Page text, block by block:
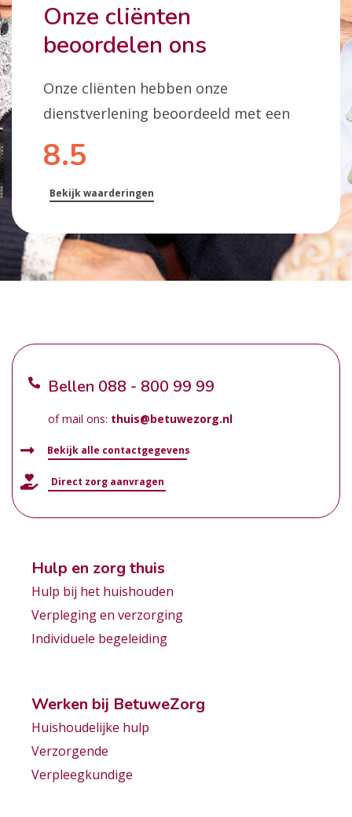
Onze cliënten
beoordelen ons
Onze cliënten hebben onze
dienstverlening beoordeeld met een
8.5
Bekijk waarderingen
Bellen 088 - 800 99 99
of mail ons: thuis@betuwezorg.nl
Bekijk alle contactgegevens
Direct zorg aanvragen
Hulp en zorg thuis
Hulp bij het huishouden
Verpleging en verzorging
Individuele begeleiding
Werken bij BetuweZorg
Huishoudelijke hulp
Verzorgende
Verpleegkundige